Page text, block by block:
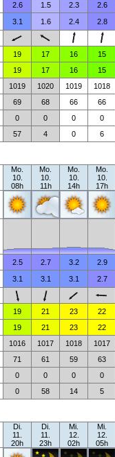
2.6 1.5 2.3 2.6
3.1 1.6 2.4 2.8
19 17 16 15
19 17 16 15
1019 1020 1019 1018
69 68 66 66
0 0 0 0
57 4 0 6
Mo.
10.
08h
Mo.
10.
11h
Mo.
10.
14h
Mo.
10.
17h
2.5 2.7 3.2 2.9
3.1 3.1 3.1 2.7
19 21 23 22
19 21 23 22
1016 1017 1018 1017
71 61 59 63
0 0 0 0
0 58 14 5
Di.
11.
20h
Di.
11.
23h
Mi.
12.
02h
Mi.
12.
05h